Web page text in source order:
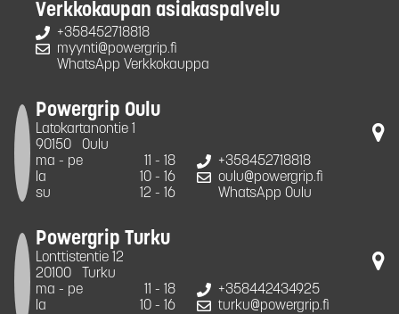
Verkkokaupan asiakaspalvelu
+358452718818
myynti@powergrip.fi
WhatsApp Verkkokauppa
Powergrip Oulu
Latokartanontie 1
90150
Oulu
ma - pe
11 - 18
la
10 - 16
su
12 - 16
+358452718818
oulu@powergrip.fi
WhatsApp Oulu
Powergrip Turku
Lonttistentie 12
20100
Turku
ma - pe
11 - 18
la
10 - 16
+358442434925
turku@powergrip.fi